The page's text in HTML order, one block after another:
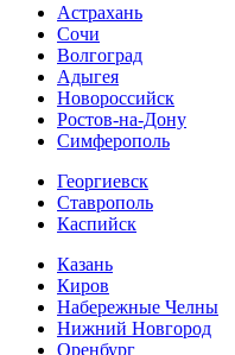
Астрахань
Сочи
Волгоград
Адыгея
Новороссийск
Ростов-на-Дону
Симферополь
Георгиевск
Ставрополь
Каспийск
Казань
Киров
Набережные Челны
Нижний Новгород
Оренбург